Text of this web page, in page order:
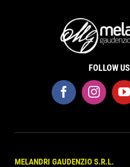
FOLLOW US
MELANDRI GAUDENZIO S.R.L.